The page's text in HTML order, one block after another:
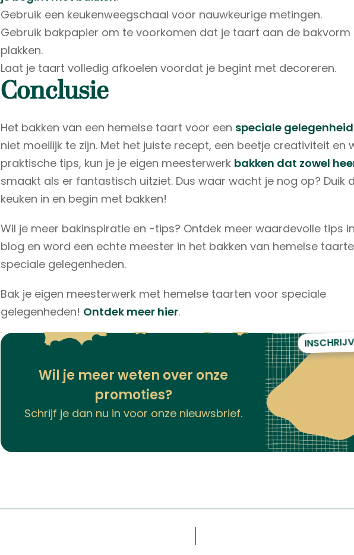
Gebruik een keukenweegschaal voor nauwkeurige metingen.
Gebruik bakpapier om te voorkomen dat je taart aan de bakvorm
plakken.
Laat je taart volledig afkoelen voordat je begint met decoreren.
Conclusie
Het bakken van een hemelse taart voor een speciale gelegenheid
niet moeilijk te zijn. Met het juiste recept, een beetje creativiteit en
praktische tips, kun je je eigen meesterwerk bakken dat zowel
smaakt als er fantastisch uitziet. Dus waar wacht je nog op? Duik
keuken in en begin met bakken!
Wil je meer bakinspiratie en -tips? Ontdek meer waardevolle tips
blog en word een echte meester in het bakken van hemelse
speciale gelegenheden.
Bak je eigen meesterwerk met hemelse taarten voor speciale
gelegenheden! Ontdek meer hier.
Wil je meer weten over onze
promoties?
Schrijf je dan nu in voor onze nieuwsbrief.